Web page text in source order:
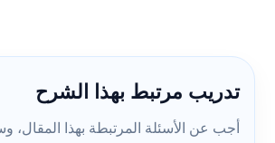
تدريب مرتبط بهذا الشرح
أجب عن الأسئلة المرتبطة بهذا المقال،